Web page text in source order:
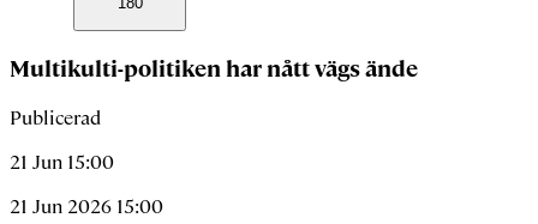
Multikulti-politiken har nått vägs ände
Publicerad
21 Jun 15:00
21 Jun 2026 15:00